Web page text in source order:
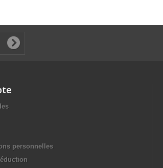
personnelles